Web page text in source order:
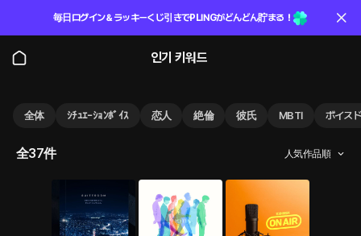
毎日ログイン＆ラッキーくじ引きでPLINGがどんどん貯まる！
인기 키워드
全体 ｼﾁｭｴｰｼｮﾝﾎﾞｲｽ 恋人 絶倫 彼氏 MBTI ボイス
全37件 人気作品順